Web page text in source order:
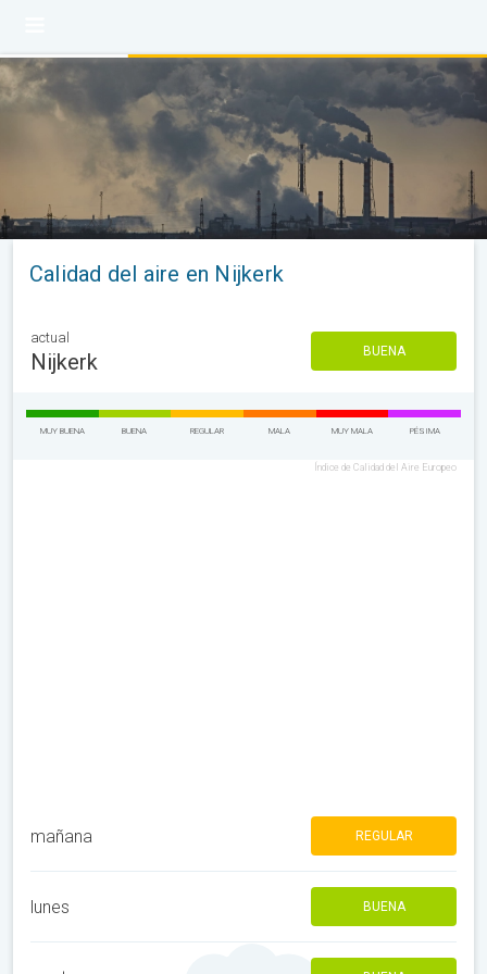
Calidad del aire en Nijkerk
actual
Nijkerk BUENA
MUY BUENA BUENA REGULAR MALA MUY MALA PÉSIMA
Índice de Calidad del Aire Europeo
mañana REGULAR
lunes BUENA